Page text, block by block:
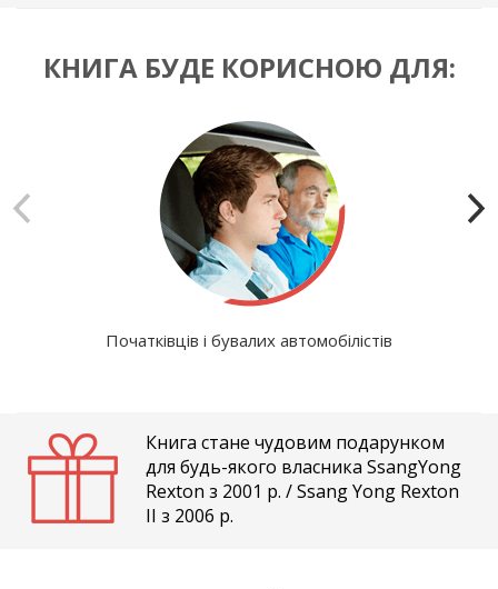
КНИГА БУДЕ КОРИСНОЮ ДЛЯ:
Початківців і бувалих автомобілістів
Книга стане чудовим подарунком
для будь-якого власника SsangYong
Rexton з 2001 р. / Ssang Yong Rexton
II з 2006 р.